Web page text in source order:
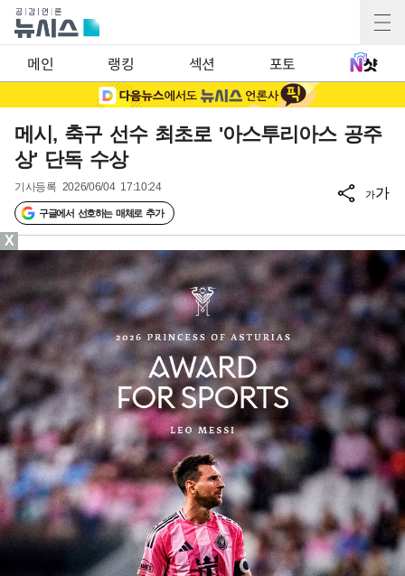
메인 랭킹 섹션 포토
메시, 축구 선수 최초로 '아스투리아스 공주
상' 단독 수상
기사등록 2026/06/04 17:10:24
구글에서 선호하는 매체로 추가
가가
X